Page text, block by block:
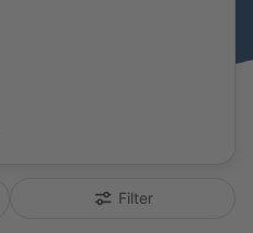
Filter